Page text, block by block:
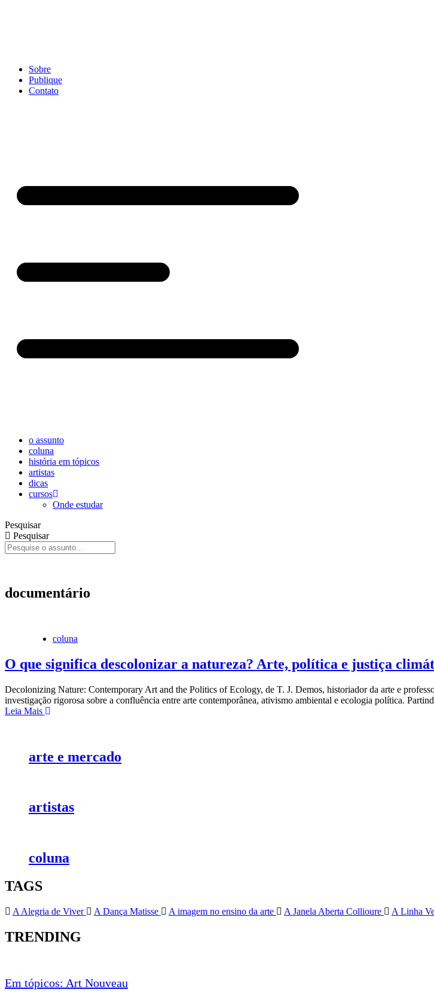
Sobre
Publique
Contato
o assunto
coluna
história em tópicos
artistas
dicas
cursos
Onde estudar
Pesquisar
PesquisarLivro História da Arte – Ensaios Contemporâneos
documentário
coluna
O que significa descolonizar a natureza? Arte, política e justiça
Decolonizing Nature: Contemporary Art and the Politics of Ecology, de T. J. Demos, historiador da arte e
investigação rigorosa sobre a confluência entre arte contemporânea, ativismo ambiental e ecologia política.
Leia Mais
arte e mercado
artistas
coluna
TAGS
A Alegria de Viver A Dança Matisse A imagem no ensino da arte A Janela Aberta Collioure A Linha
TRENDING
Em tópicos: Art Nouveau